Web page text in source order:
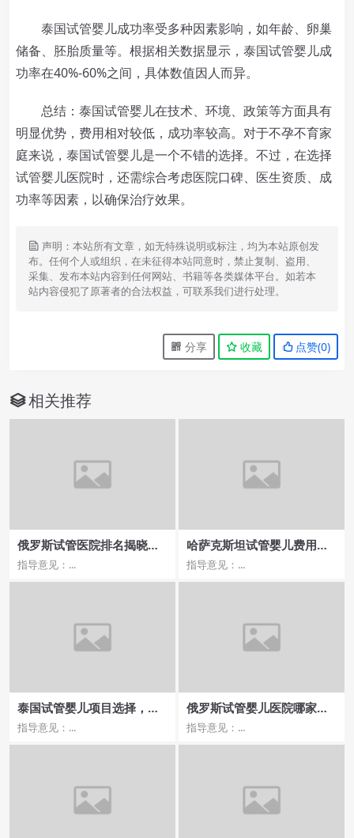
泰国试管婴儿成功率受多种因素影响，如年龄、卵巢
储备、胚胎质量等。根据相关数据显示，泰国试管婴儿成
功率在40%-60%之间，具体数值因人而异。
总结：泰国试管婴儿在技术、环境、政策等方面具有
明显优势，费用相对较低，成功率较高。对于不孕不育家
庭来说，泰国试管婴儿是一个不错的选择。不过，在选择
试管婴儿医院时，还需综合考虑医院口碑、医生资质、成
功率等因素，以确保治疗效果。
声明：本站所有文章，如无特殊说明或标注，均为本站原创发
布。任何个人或组织，在未征得本站同意时，禁止复制、盗用、
采集、发布本站内容到任何网站、书籍等各类媒体平台。如若本
站内容侵犯了原著者的合法权益，可联系我们进行处理。
分享 收藏 点赞(0)
相关推荐
俄罗斯试管医院排名揭晓，
费用与成功率大揭秘
指导意见：...
哈萨克斯坦试管婴儿费用一
览攻略
指导意见：...
泰国试管婴儿项目选择，如
何判断医院的实力？
指导意见：...
俄罗斯试管婴儿医院哪家流
程最便捷？
指导意见：...